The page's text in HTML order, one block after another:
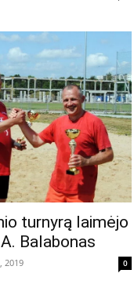
turnyrą laimėjo
Balabonas
2019 0